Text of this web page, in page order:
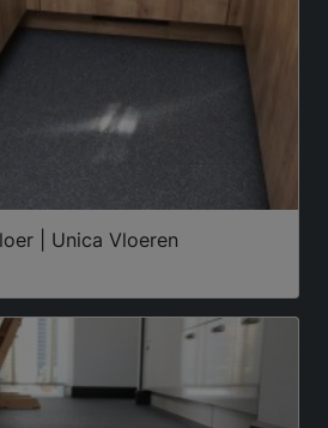
| Unica Vloeren